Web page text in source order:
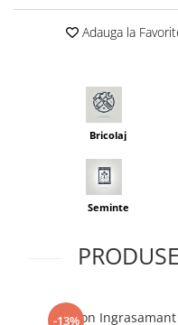
Seminte salata
Seminte sfecla
Seminte Vinete
Seminte zucchini
Seminte Legume
Seminte pentru germinare
Adauga la
Bricolaj
Seminte
-13%
Biopon Ingrasamant